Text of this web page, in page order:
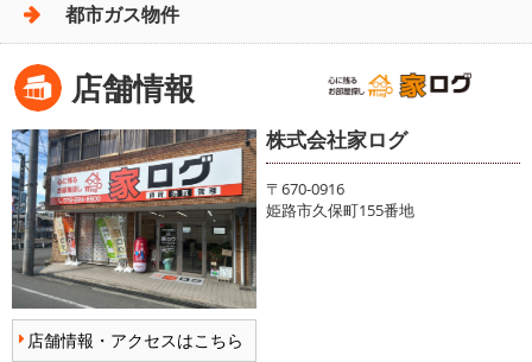
都市ガス物件
店舗情報
店舗情報・アクセスはこちら
株式会社家ログ
〒670-0916
姫路市久保町155番地